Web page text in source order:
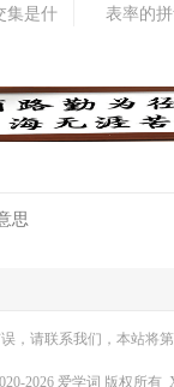
集是什
表率的
思
，请联系我们，本站将第
2026 爱学词 版权所有